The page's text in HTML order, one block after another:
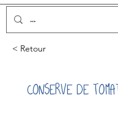
< Retour
CONSERVE DE